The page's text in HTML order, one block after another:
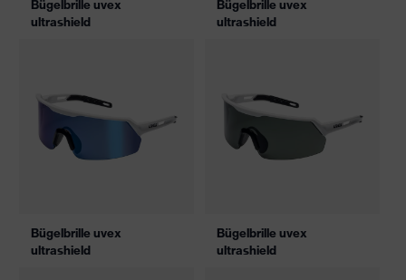
Bügelbrille uvex
ultrashield
Bügelbrille uvex
ultrashield
Bügelbrille uvex
ultrashield
Bügelbrille uvex
ultrashield